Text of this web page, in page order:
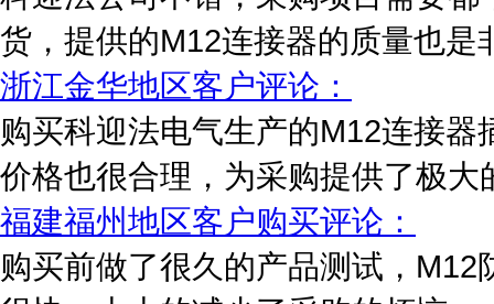
货，提供的M12连接器的质量也
浙江金华地区客户评论：
购买科迎法电气生产的M12连接
价格也很合理，为采购提供了极
福建福州地区客户购买评论：
购买前做了很久的产品测试，